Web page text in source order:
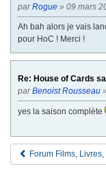
parRogue » 09 mars
Ah bah alors je vais
pour HoC ! Merci !
Re: House of Cards
parBenoist Rousseau
yes la saison complète
Forum Films,